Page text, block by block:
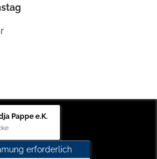
Pappe e.K.
erforderlich